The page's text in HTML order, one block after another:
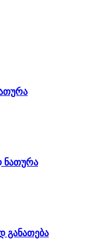
ნათურა
განათება